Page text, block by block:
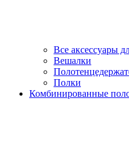
Все аксессуары
Вешалки
Полки
Комбинированные